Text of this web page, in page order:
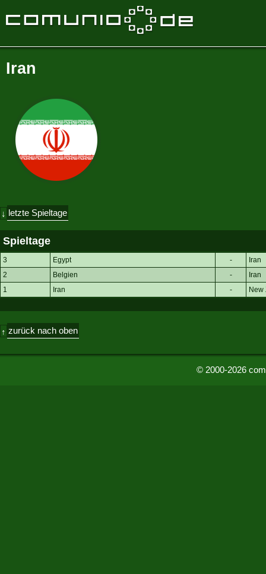
Iran
↓ letzte Spieltage
Spieltage
3 Egypt -
Iran
2
Belgien -
Iran
1
Iran - New
↑ zurück nach oben
© 2000-2026